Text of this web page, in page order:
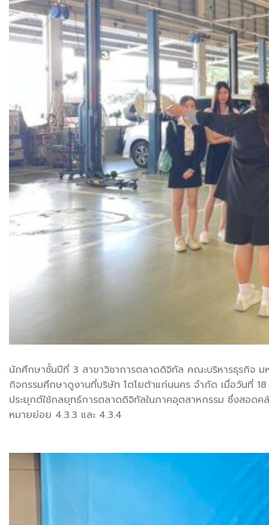
นักศึกษาชั้นปีที่ 3 สาขาวิชาการตลาดดิจิทัล คณะบริหารธุรกิจ
กิจกรรมศึกษาดูงานที่บริษัท โตโยต้าแก่นนคร จำกัด เมื่อวันที่
ประยุกต์ใช้กลยุทธ์การตลาดดิจิทัลในภาคอุตสาหกรรม ซึ่งสอ
หมายย่อย 4.3.3 และ 4.3.4